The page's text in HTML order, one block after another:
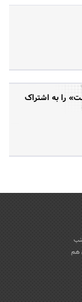
را به اشتراک
هم